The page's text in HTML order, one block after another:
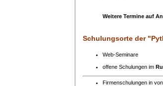
Weitere Termine auf
Schulungsorte der
Web-Seminare
offene Schulungen im
Firmenschulungen in